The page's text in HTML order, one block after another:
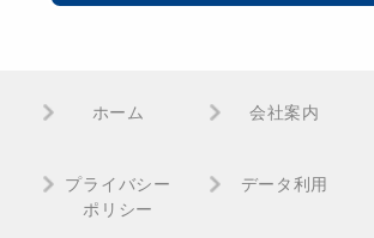
ホーム 会社案内
プライバシー
ポリシー
データ利用